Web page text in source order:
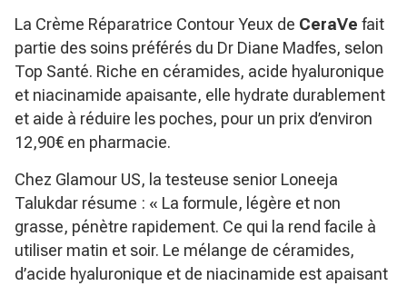
La Crème Réparatrice Contour Yeux de CeraVe fait
partie des soins préférés du Dr Diane Madfes, selon
Top Santé. Riche en céramides, acide hyaluronique
et niacinamide apaisante, elle hydrate durablement
et aide à réduire les poches, pour un prix d’environ
12,90€ en pharmacie.
Chez Glamour US, la testeuse senior Loneeja
Talukdar résume : « La formule, légère et non
grasse, pénètre rapidement. Ce qui la rend facile à
utiliser matin et soir. Le mélange de céramides,
d’acide hyaluronique et de niacinamide est apaisant